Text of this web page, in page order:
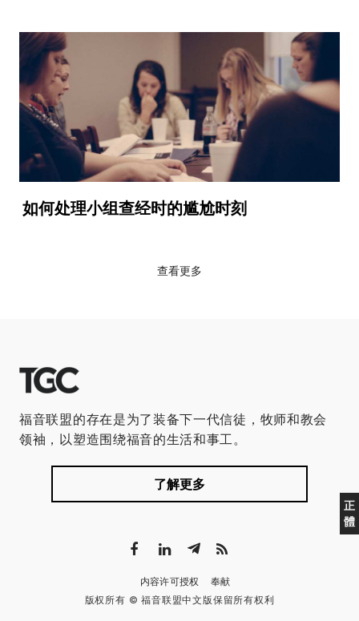
如何处理小组查经时的尴尬时刻
查看更多
正
體
福音联盟的存在是为了装备下一代信徒，牧师和教会
领袖，以塑造围绕福音的生活和事工。
了解更多
内容许可授权
奉献
版权所有 © 福音联盟中文版保留所有权利